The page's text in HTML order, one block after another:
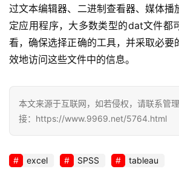
u
x
运
维
过文本编辑器、二进制查看器、媒体播
定应用程序，大多数类型的dat文件都
看，确保选择正确的工具，并采取必要
效地访问这些文件中的信息。
本文来源于互联网，如若侵权，请联系管
接：https://www.9969.net/5764.html
excel SPSS tableau